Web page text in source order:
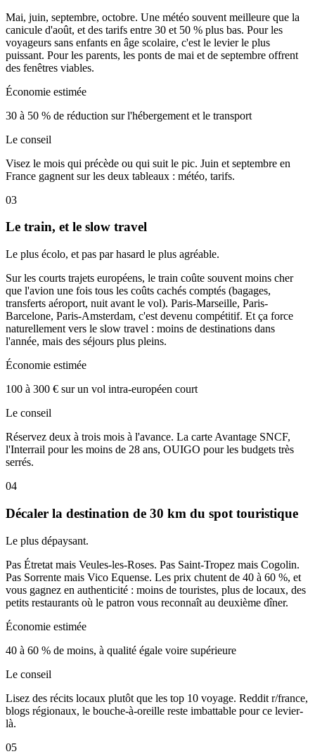
Mai, juin, septembre, octobre. Une météo souvent meilleure que la
canicule d'août, et des tarifs entre 30 et 50 % plus bas. Pour les
voyageurs sans enfants en âge scolaire, c'est le levier le plus
puissant. Pour les parents, les ponts de mai et de septembre offrent
des fenêtres viables.
Économie estimée
30 à 50 % de réduction sur l'hébergement et le transport
Le conseil
Visez le mois qui précède ou qui suit le pic. Juin et septembre en
France gagnent sur les deux tableaux : météo, tarifs.
03
Le train, et le slow travel
Le plus écolo, et pas par hasard le plus agréable.
Sur les courts trajets européens, le train coûte souvent moins cher
que l'avion une fois tous les coûts cachés comptés (bagages,
transferts aéroport, nuit avant le vol). Paris-Marseille, Paris-
Barcelone, Paris-Amsterdam, c'est devenu compétitif. Et ça force
naturellement vers le slow travel : moins de destinations dans
l'année, mais des séjours plus pleins.
Économie estimée
100 à 300 € sur un vol intra-européen court
Le conseil
Réservez deux à trois mois à l'avance. La carte Avantage SNCF,
l'Interrail pour les moins de 28 ans, OUIGO pour les budgets très
serrés.
04
Décaler la destination de 30 km du spot touristique
Le plus dépaysant.
Pas Étretat mais Veules-les-Roses. Pas Saint-Tropez mais Cogolin.
Pas Sorrente mais Vico Equense. Les prix chutent de 40 à 60 %, et
vous gagnez en authenticité : moins de touristes, plus de locaux, des
petits restaurants où le patron vous reconnaît au deuxième dîner.
Économie estimée
40 à 60 % de moins, à qualité égale voire supérieure
Le conseil
Lisez des récits locaux plutôt que les top 10 voyage. Reddit r/france,
blogs régionaux, le bouche-à-oreille reste imbattable pour ce levier-
là.
05